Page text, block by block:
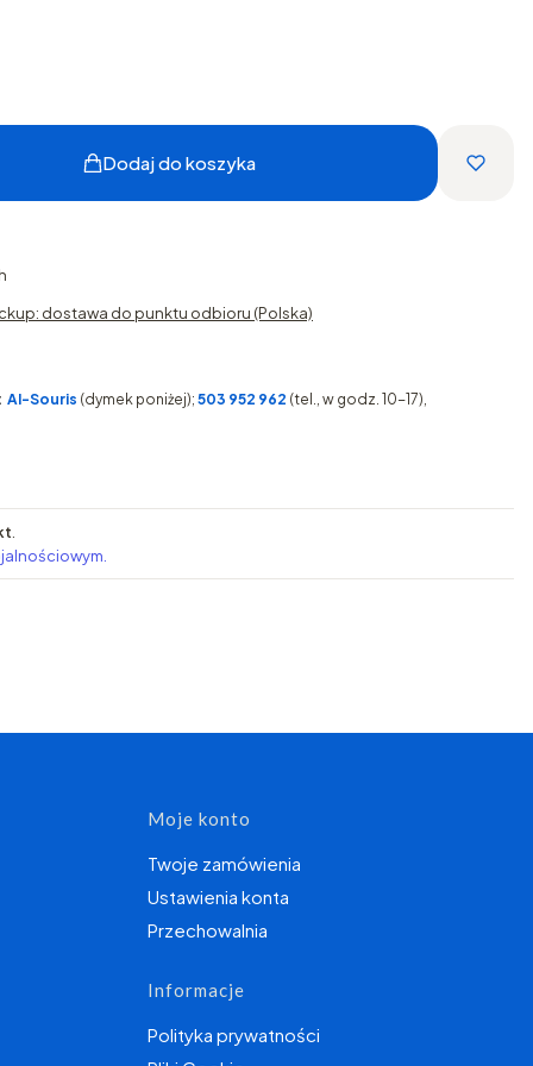
Dodaj do koszyka
dostawa do punktu odbioru (Polska)
: AI-Souris (dymek poniżej); 503 952 962 (tel., w godz. 10-17),
Moje konto
Twoje zamówienia
Ustawienia konta
Przechowalnia
Informacje
Polityka prywatności